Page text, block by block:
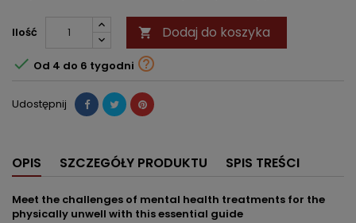
Ilość  Dodaj do koszyka
 Od 4 do 6 tygodni 
Udostępnij
OPIS SZCZEGÓŁY PRODUKTU SPIS TREŚCI
Meet the challenges of mental health treatments for the
physically unwell with this essential guide